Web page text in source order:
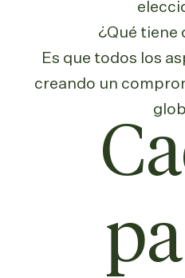
¿Qué tiene
Es que todos los
creando un